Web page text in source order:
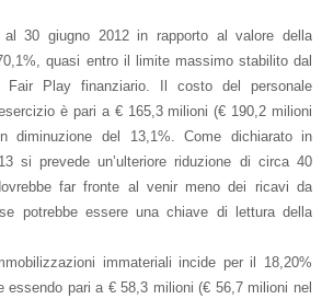
al 30 giugno 2012 in rapporto al valore della
quasi entro il limite massimo stabilito dal
Fair Play finanziario. Il costo del personale
è pari a € 165,3 milioni (€ 190,2 milioni
diminuzione del 13,1%. Come dichiarato in
si prevede un’ulteriore riduzione di circa 40
far fronte al venir meno dei ricavi da
potrebbe essere una chiave di lettura della
immateriali incide per il 18,20%
essendo pari a € 58,3 milioni (€ 56,7 milioni nel